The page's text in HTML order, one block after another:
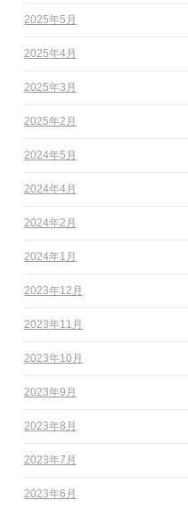
2025年5月
2025年4月
2025年3月
2025年2月
2024年5月
2024年4月
2024年2月
2024年1月
2023年12月
2023年11月
2023年10月
2023年9月
2023年8月
2023年7月
2023年6月